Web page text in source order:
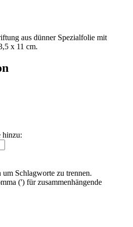
aus dünner Spezialfolie mit
x 11 cm.
hinzu:
Schlagworte zu trennen.
(') für zusammenhängende